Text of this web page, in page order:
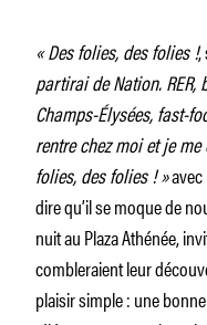
« Des folies, des folies !,
partirai de Nation. RER,
Champs-Élysées, fast-
rentre chez moi et je me
folies, des folies ! »avec
dire qu’il se moque de
nuit au Plaza Athénée,
combleraient leur
plaisir simple : une